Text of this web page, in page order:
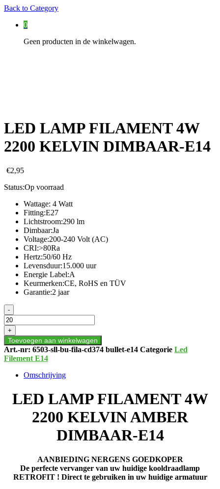
Back to Category
0
Geen producten in de winkelwagen.
LED LAMP FILAMENT 4W
2200 KELVIN DIMBAAR-E14
€2,95
Status:Op voorraad
Wattage: 4 Watt
Fitting:E27
Lichtstroom:290 lm
Dimbaar:Ja
Voltage:200-240 Volt (AC)
CRI:>80Ra
Hertz:50/60 Hz
Levensduur:15.000 uur
Energie Label:A
Keurmerken:CE, RoHS en TÜV
Garantie:2 jaar
LED
LAMP
FILAMENT
4W
2200
KELVIN
DIMBAAR-
aantal
-
+
Toevoegen aan winkelwagen
Art.-nr: 6503-sll-bu-fila-cd374 bullet-e14 Categorie Led
Filement E14
Omschrijving
LED LAMP FILAMENT 4W
2200 KELVIN AMBER
DIMBAAR-E14
AANBIEDING NERGENS GOEDKOPER
De perfecte vervanger van uw huidige kooldraadlamp
RETROFIT ! Direct te gebruiken in uw huidige armatuur